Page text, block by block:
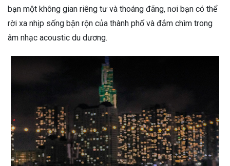
bạn một không gian riêng tư và thoáng đãng, nơi bạn có thể
rời xa nhịp sống bận rộn của thành phố và đắm chìm trong
âm nhạc acoustic du dương.